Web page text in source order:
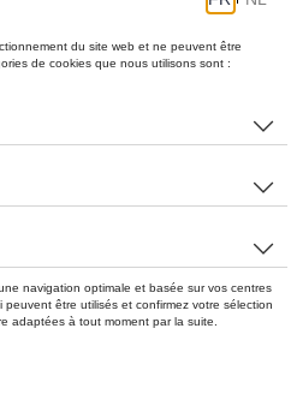
pas de stock
disponibilité auprès de votre